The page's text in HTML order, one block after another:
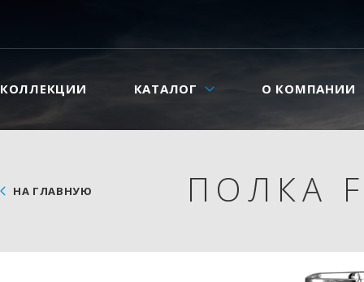
КОЛЛЕКЦИИ КАТАЛОГ О КОМПАНИИ
ПОЛКА
НА ГЛАВНУЮ